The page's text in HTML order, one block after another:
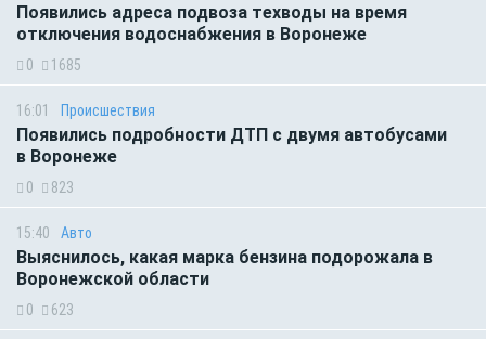
Появились адреса подвоза техводы на время
отключения водоснабжения в Воронеже
0 1685
16:01 Происшествия
Появились подробности ДТП с двумя автобусами
в Воронеже
0 823
15:40 Авто
Выяснилось, какая марка бензина подорожала в
Воронежской области
0 623